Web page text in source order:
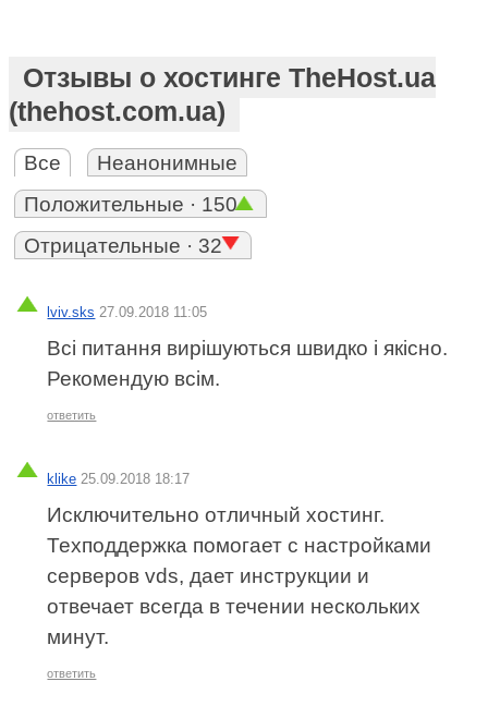
Отзывы о хостинге TheHost.ua
(thehost.com.ua)
Все
Неанонимные
Положительные · 150
Отрицательные · 32
lviv.sks 27.09.2018 11:05
Всі питання вирішуються швидко і якісно.
Рекомендую всім.
ответить
klike 25.09.2018 18:17
Исключительно отличный хостинг.
Техподдержка помогает с настройками
серверов vds, дает инструкции и
отвечает всегда в течении нескольких
минут.
ответить